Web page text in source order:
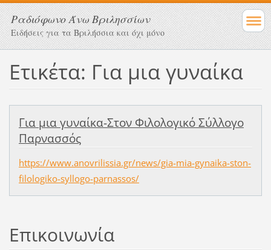
Ραδιόφωνο Άνω Βριλησσίων
Ειδήσεις για τα Βριλήσσια και όχι μόνο
Ετικέτα: Για μια γυναίκα
Για μια γυναίκα-Στον Φιλολογικό Σύλλογο
Παρνασσός
https://www.anovrilissia.gr/news/gia-mia-gynaika-ston-
filologiko-syllogo-parnassos/
Επικοινωνία